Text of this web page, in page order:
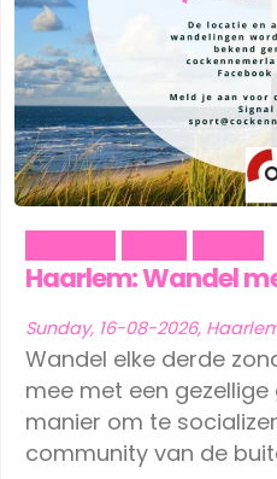
Haarlem: Wandel
Sunday, 16-08-2026,
Wandel elke derde
mee met een gezellige
manier om te
community van de